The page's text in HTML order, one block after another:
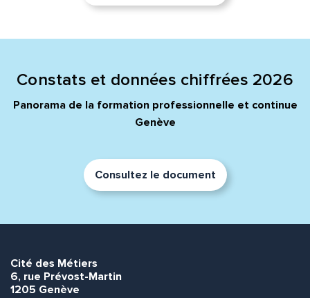
Constats et données chiffrées 2026
Panorama de la formation professionnelle et continue
Genève
Consultez le document
Cité des Métiers
6, rue Prévost-Martin
1205 Genève